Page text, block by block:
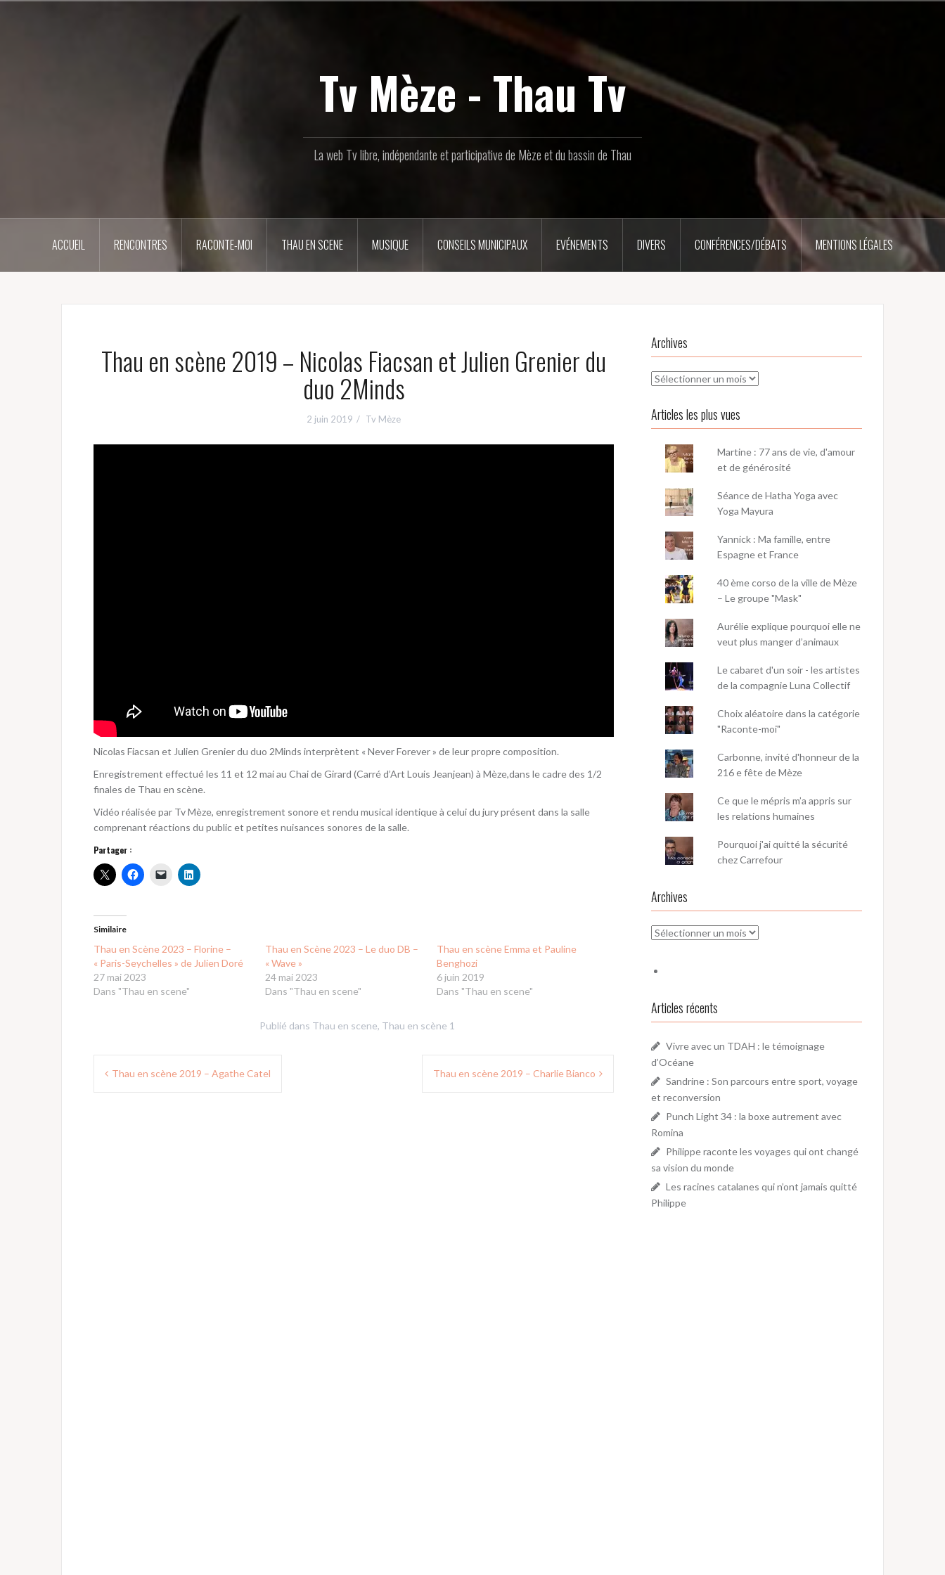
Tv Mèze - Thau Tv
La web Tv libre, indépendante et participative de Mèze et du bassin de Thau
ACCUEIL RENCONTRES RACONTE-MOI THAU EN SCENE MUSIQUE CONSEILS MUNICIPAUX EVÉNEMENTS DIVERS CONFÉRENCES/DÉBATS MENTIONS LÉGALES
Thau en scène 2019 – Nicolas Fiacsan et Julien Grenier du
duo 2Minds
2 juin 2019 Tv Mèze
Nicolas Fiacsan et Julien Grenier du duo 2Minds interprètent « Never Forever » de leur propre composition.
Enregistrement effectué les 11 et 12 mai au Chai de Girard (Carré d’Art Louis Jeanjean) à Mèze,dans le cadre des 1/2
finales de Thau en scène.
Vidéo réalisée par Tv Mèze, enregistrement sonore et rendu musical identique à celui du jury présent dans la salle
comprenant réactions du public et petites nuisances sonores de la salle.
Partager :
Similaire
Thau en Scène 2023 – Florine –
« Paris-Seychelles » de Julien Doré
27 mai 2023
Dans "Thau en scene"
Thau en Scène 2023 – Le duo DB –
« Wave »
24 mai 2023
Dans "Thau en scene"
Thau en scène Emma et Pauline
Benghozi
6 juin 2019
Dans "Thau en scene"
Publié dans Thau en scene, Thau en scène 1
Navigation
Thau en scène 2019 – Agathe Catel Thau en scène 2019 – Charlie Bianco
Archives
Archives
Articles les plus vues
Martine : 77 ans de vie, d'amour
et de générosité
Séance de Hatha Yoga avec
Yoga Mayura
Yannick : Ma famille, entre
Espagne et France
40 ème corso de la ville de Mèze
– Le groupe "Mask"
Aurélie explique pourquoi elle ne
veut plus manger d’animaux
Le cabaret d'un soir - les artistes
de la compagnie Luna Collectif
Choix aléatoire dans la catégorie
"Raconte-moi"
Carbonne, invité d'honneur de la
216 e fête de Mèze
Ce que le mépris m’a appris sur
les relations humaines
Pourquoi j'ai quitté la sécurité
chez Carrefour
Archives
Archives
Articles récents
Vivre avec un TDAH : le témoignage
d’Océane
Sandrine : Son parcours entre sport, voyage
et reconversion
Punch Light 34 : la boxe autrement avec
Romina
Philippe raconte les voyages qui ont changé
sa vision du monde
Les racines catalanes qui n’ont jamais quitté
Philippe